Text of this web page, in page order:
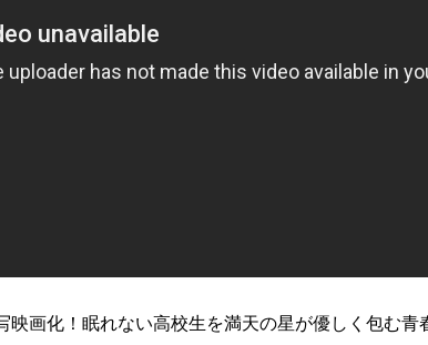
映画化！眠れない高校生を満天の星が優しく包む青